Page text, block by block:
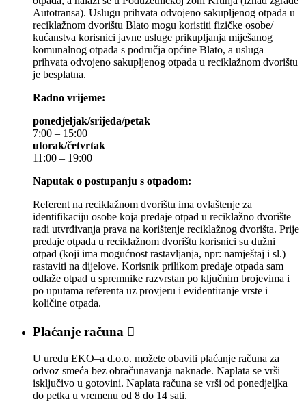
Autotransa). Uslugu prihvata odvojeno sakupljenog otpada u
reciklažnom dvorištu Blato mogu koristiti fizičke osobe/
kućanstva korisnici javne usluge prikupljanja miješanog
komunalnog otpada s područja općine Blato, a usluga
prihvata odvojeno sakupljenog otpada u reciklažnom dvorištu
je besplatna.
Radno vrijeme:
ponedjeljak/srijeda/petak
7:00 – 15:00
utorak/četvrtak
11:00 – 19:00
Naputak o postupanju s otpadom:
Referent na reciklažnom dvorištu ima ovlaštenje za
identifikaciju osobe koja predaje otpad u reciklažno dvorište
radi utvrđivanja prava na korištenje reciklažnog dvorišta. Prije
predaje otpada u reciklažnom dvorištu korisnici su dužni
otpad (koji ima mogućnost rastavljanja, npr: namještaj i sl.)
rastaviti na dijelove. Korisnik prilikom predaje otpada sam
odlaže otpad u spremnike razvrstan po ključnim brojevima i
po uputama referenta uz provjeru i evidentiranje vrste i
količine otpada.
Plaćanje računa 
U uredu EKO–a d.o.o. možete obaviti plaćanje računa za
odvoz smeća bez obračunavanja naknade. Naplata se vrši
isključivo u gotovini. Naplata računa se vrši od ponedjeljka
do petka u vremenu od 8 do 14 sati.